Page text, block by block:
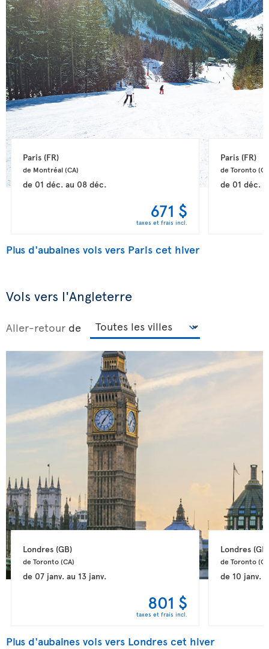
Paris (FR)
de Montréal (CA)
de 01 déc.au 08 déc.
671 $
taxes et frais incl.
Paris (FR)
de Toronto
de 01 déc.
Plus d'aubaines vols vers Paris cet hiver
Vols vers l'Angleterre
Aller-retour de
Londres (GB)
de Toronto (CA)
de 07 janv.au 13 janv.
801 $
taxes et frais incl.
Londres (GB)
de Toronto
de 10 janv.
Plus d'aubaines vols vers Londres cet hiver